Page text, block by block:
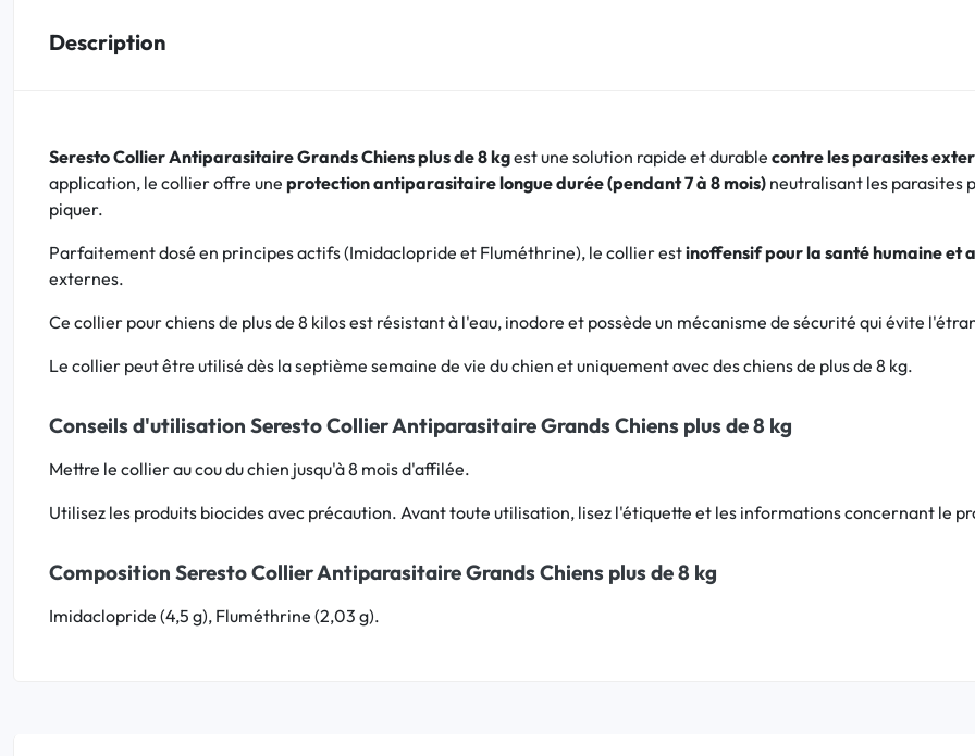
Bucco-dentaire
Bébé
Homéopathie
Divers
Description
Seresto Collier Antiparasitaire Grands Chiens plus de 8 kgest une solution rapide et durable contre les parasites
application, le collier offre une protection antiparasitaire longue durée (pendant 7 à 8 mois) neutralisant les parasites
piquer.
Parfaitement dosé en principes actifs (Imidaclopride et Fluméthrine), le collier estinoffensif pour la santé humaine et
externes.
Ce collier pour chiens de plus de 8 kilos est résistant à l'eau, inodore et possède un mécanisme de sécurité qui évite
Le collier peut être utilisé dès la septième semaine de vie du chien et uniquement avec des chiens de plus de 8 kg.
Conseils d'utilisation Seresto Collier Antiparasitaire Grands Chiens plus de 8 kg
Mettre le collier au cou du chien jusqu'à 8 mois d'affilée.
Utilisez les produits biocides avec précaution. Avant toute utilisation, lisez l'étiquette et les informations concernant le
Composition Seresto Collier Antiparasitaire Grands Chiens plus de 8 kg
Imidaclopride (4,5 g), Fluméthrine (2,03 g).